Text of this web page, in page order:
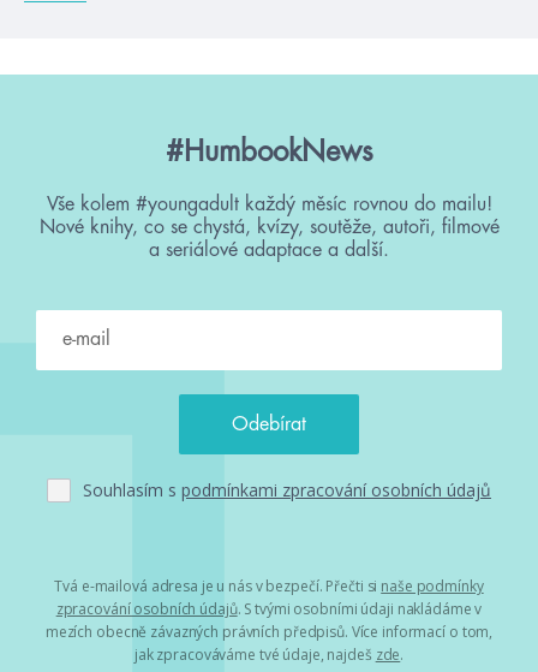
#HumbookNews
Vše kolem #youngadult každý měsíc rovnou do mailu!
Nové knihy, co se chystá, kvízy, soutěže, autoři, filmové
a seriálové adaptace a další.
Souhlasím s podmínkami zpracování osobních údajů
Tvá e-mailová adresa je u nás v bezpečí. Přečti si naše podmínky
zpracování osobních údajů. S tvými osobními údaji nakládáme v
mezích obecně závazných právních předpisů. Více informací o tom,
jak zpracováváme tvé údaje, najdeš zde.